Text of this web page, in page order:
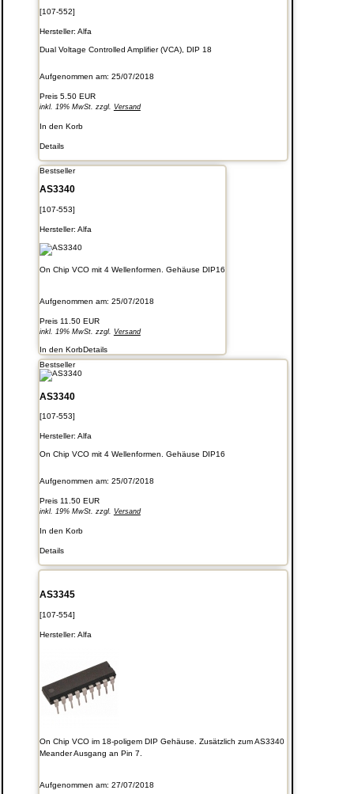
[107-552]
Hersteller: Alfa
Dual Voltage Controlled Amplifier (VCA), DIP 18
Aufgenommen am: 25/07/2018
Preis 5.50 EUR
inkl. 19% MwSt. zzgl. Versand
In den Korb
Details
Bestseller
AS3340
[107-553]
Hersteller: Alfa
On Chip VCO mit 4 Wellenformen. Gehäuse DIP16
Aufgenommen am: 25/07/2018
Preis 11.50 EUR
inkl. 19% MwSt. zzgl. Versand
In den KorbDetails
Bestseller
AS3340
[107-553]
Hersteller: Alfa
On Chip VCO mit 4 Wellenformen. Gehäuse DIP16
Aufgenommen am: 25/07/2018
Preis 11.50 EUR
inkl. 19% MwSt. zzgl. Versand
In den Korb
Details
AS3345
[107-554]
Hersteller: Alfa
On Chip VCO im 18-poligem DIP Gehäuse. Zusätzlich zum AS3340
Meander Ausgang an Pin 7.
Aufgenommen am: 27/07/2018